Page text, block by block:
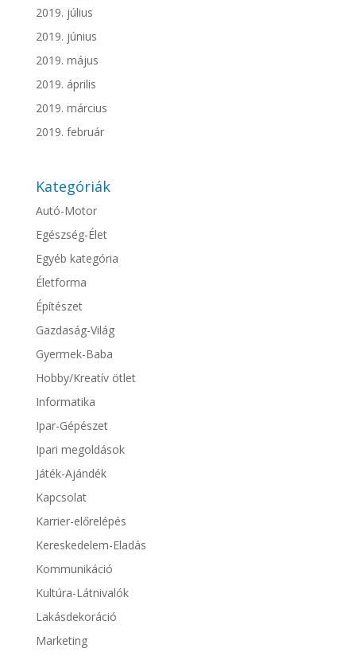
2019. július
2019. június
2019. május
2019. április
2019. március
2019. február
Kategóriák
Autó-Motor
Egészség-Élet
Egyéb kategória
Életforma
Építészet
Gazdaság-Világ
Gyermek-Baba
Hobby/Kreatív ötlet
Informatika
Ipar-Gépészet
Ipari megoldások
Játék-Ajándék
Kapcsolat
Karrier-előrelépés
Kereskedelem-Eladás
Kommunikáció
Kultúra-Látnivalók
Lakásdekoráció
Marketing